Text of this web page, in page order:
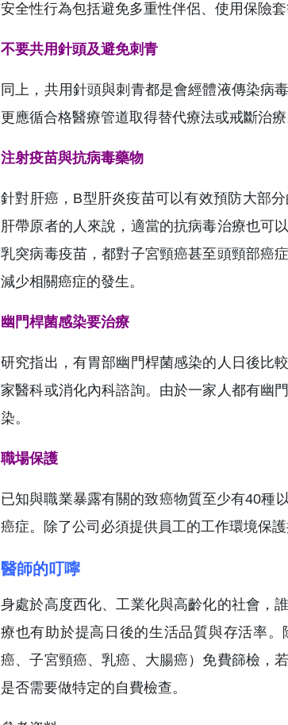
安全性行為包括避免多重性伴侶、使用保險套
不要共用針頭及避免刺青
同上，共用針頭與刺青都是會經體液傳染病
更應循合格醫療管道取得替代療法或戒斷治
注射疫苗與抗病毒藥物
針對肝癌，B型肝炎疫苗可以有效預防大部
肝帶原者的人來說，適當的抗病毒治療也可
乳突病毒疫苗，都對子宮頸癌甚至頭頸部癌
減少相關癌症的發生。
幽門桿菌感染要治療
研究指出，有胃部幽門桿菌感染的人日後比
家醫科或消化內科諮詢。由於一家人都有幽
染。
職場保護
已知與職業暴露有關的致癌物質至少有40種
癌症。除了公司必須提供員工的工作環境保
醫師的叮嚀
身處於高度西化、工業化與高齡化的社會，
療也有助於提高日後的生活品質與存活率
癌、子宮頸癌、乳癌、大腸癌）免費篩檢，
是否需要做特定的自費檢查。